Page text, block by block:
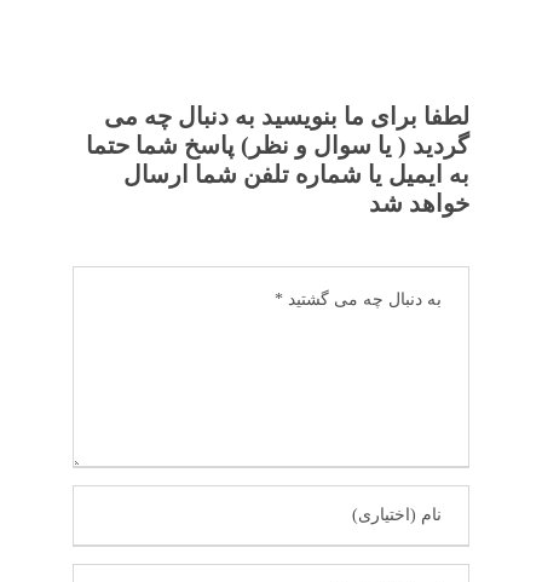
لطفا برای ما بنویسید به دنبال چه می
گردید ( یا سوال و نظر) پاسخ شما حتما
به ایمیل یا شماره تلفن شما ارسال
خواهد شد